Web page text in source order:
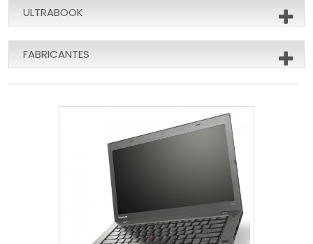
ULTRABOOK
FABRICANTES